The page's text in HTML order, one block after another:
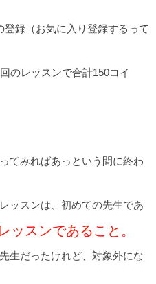
録（お気に入り登録するって
のレッスンで合計150コイ
てみればあっという間に終わ
ッスンは、初めての先生であ
ッスンであること。
生だったけれど、対象外にな